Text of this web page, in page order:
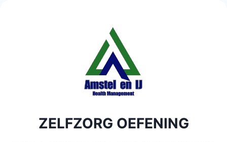
ZELFZORG OEFENING